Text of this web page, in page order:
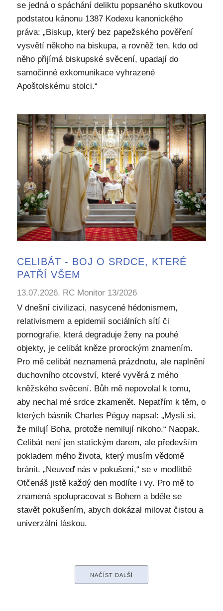
se jedná o spáchání deliktu popsaného skutkovou
podstatou kánonu 1387 Kodexu kanonického
práva: „Biskup, který bez papežského pověření
vysvětí někoho na biskupa, a rovněž ten, kdo od
něho přijímá biskupské svěcení, upadají do
samočinné exkomunikace vyhrazené
Apoštolskému stolci.“
CELIBÁT - BOJ O SRDCE, KTERÉ
PATŘÍ VŠEM
13.07.2026, RC Monitor 13/2026
V dnešní civilizaci, nasycené hédonismem,
relativismem a epidemií sociálních sítí či
pornografie, která degraduje ženy na pouhé
objekty, je celibát kněze prorockým znamením.
Pro mě celibát neznamená prázdnotu, ale naplnění
duchovního otcovství, které vyvěrá z mého
kněžského svěcení. Bůh mě nepovolal k tomu,
aby nechal mé srdce zkamenět. Nepatřím k těm, o
kterých básník Charles Péguy napsal: „Myslí si,
že milují Boha, protože nemilují nikoho.“ Naopak.
Celibát není jen statickým darem, ale především
pokladem mého života, který musím vědomě
bránit. „Neuveď nás v pokušení,“ se v modlitbě
Otčenáš jistě každý den modlíte i vy. Pro mě to
znamená spolupracovat s Bohem a bděle se
stavět pokušením, abych dokázal milovat čistou a
univerzální láskou.
NAČÍST DALŠÍ